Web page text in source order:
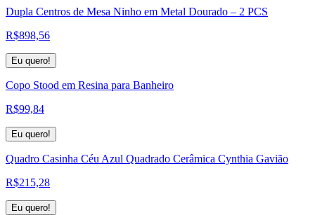
Dupla Centros de Mesa Ninho em Metal Dourado – 2 PCS
R$898,56
Eu quero!
Copo Stood em Resina para Banheiro
R$99,84
Eu quero!
Quadro Casinha Céu Azul Quadrado Cerâmica Cynthia Gavião
R$215,28
Eu quero!